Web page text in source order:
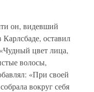
он, видевший
оставил
цвет лица,
волосы,
«При своей
вокруг себя